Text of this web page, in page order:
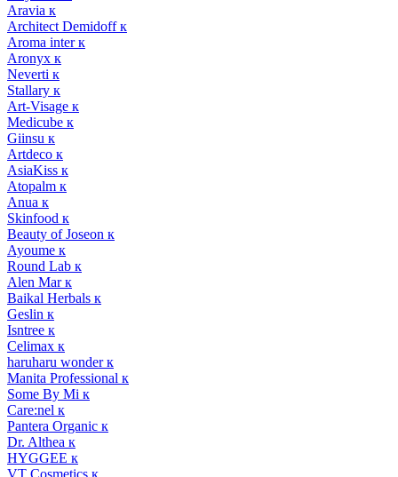
Aravia к
Architect Demidoff к
Aroma inter к
Aronyx к
Neverti к
Stallary к
Art-Visage к
Medicube к
Giinsu к
Artdeco к
AsiaKiss к
Atopalm к
Anua к
Skinfood к
Beauty of Joseon к
Ayoume к
Round Lab к
Alen Mar к
Baikal Herbals к
Geslin к
Isntree к
Celimax к
haruharu wonder к
Manita Professional к
Some By Mi к
Care:nel к
Pantera Organic к
Dr. Althea к
HYGGEE к
VT Cosmetics к